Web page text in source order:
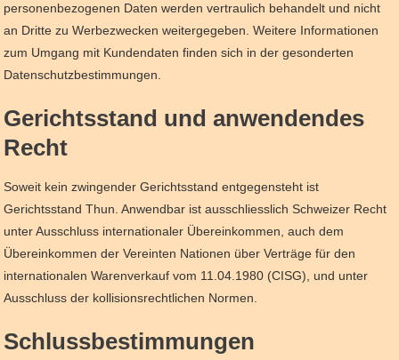
personenbezogenen Daten werden vertraulich behandelt und nicht
an Dritte zu Werbezwecken weitergegeben. Weitere Informationen
zum Umgang mit Kundendaten finden sich in der gesonderten
Datenschutzbestimmungen.
Gerichtsstand und anwendendes
Recht
Soweit kein zwingender Gerichtsstand entgegensteht ist
Gerichtsstand Thun. Anwendbar ist ausschliesslich Schweizer Recht
unter Ausschluss internationaler Übereinkommen, auch dem
Übereinkommen der Vereinten Nationen über Verträge für den
internationalen Warenverkauf vom 11.04.1980 (CISG), und unter
Ausschluss der kollisionsrechtlichen Normen.
Schlussbestimmungen